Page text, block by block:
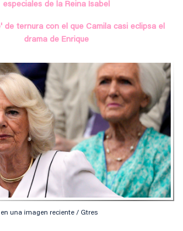
especiales de la Reina Isabel
de ternura con el que Camila casi eclipsa el
drama de Enrique
una imagen reciente / Gtres